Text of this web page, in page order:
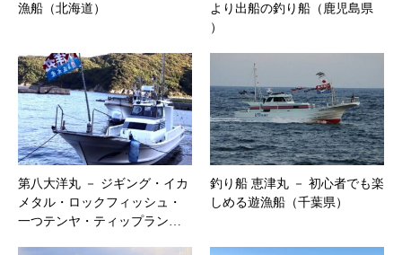
漁船（北海道）
より出船の釣り船（鹿児島県
）
第八大洋丸 － ジギング・イカ
メタル・ロックフィッシュ・
一つテンヤ・ティップラン…
釣り船 恵津丸 － 初心者でも楽
しめる遊漁船（千葉県）